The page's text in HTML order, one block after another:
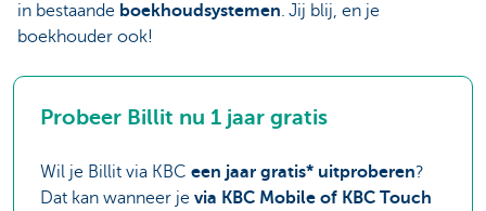
in bestaande boekhoudsystemen. Jij blij, en je
boekhouder ook!
Probeer Billit nu 1 jaar gratis
Wil je Billit via KBC een jaar gratis* uitproberen?
Dat kan wanneer je via KBC Mobile of KBC Touch